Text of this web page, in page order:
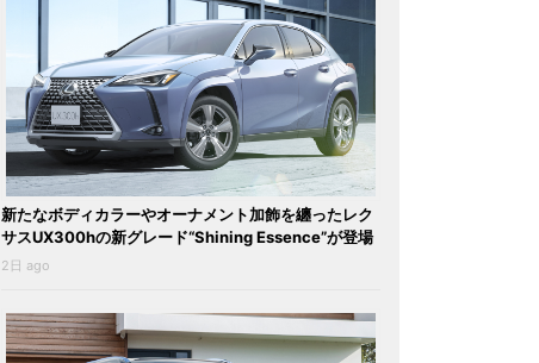
新たなボディカラーやオーナメント加飾を纏ったレク
サスUX300hの新グレード“Shining Essence”が登場
2日 ago